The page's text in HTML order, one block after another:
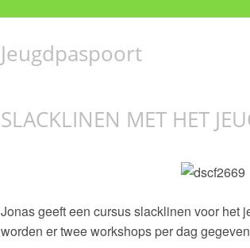
Jeugdpaspoort
SLACKLINEN MET HET
Jonas geeft een cursus slacklinen voor het
worden er twee workshops per dag